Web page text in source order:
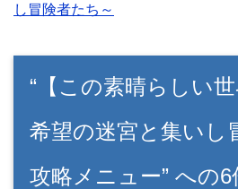
し冒険者たち～
“【この素晴らしい
希望の迷宮と集いし
攻略メニュー” への